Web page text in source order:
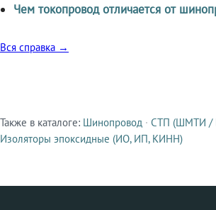
Чем токопровод отличается от
Вся справка →
Смежные продукты
Также в каталоге: Шинопровод · СТП (ШМТИ /
Изоляторы эпоксидные (ИО, ИП, КИНН)